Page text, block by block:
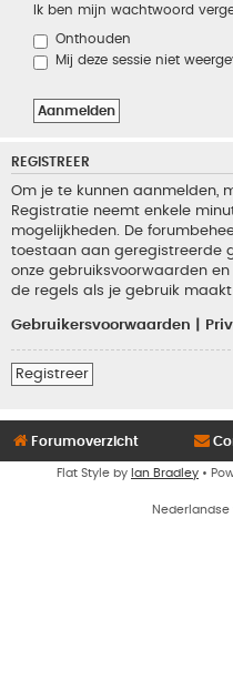
Ik ben mijn wachtwoord
Onthouden
Mij deze sessie niet
REGISTREER
Om je te kunnen aanmelden,
Registratie neemt enkele
mogelijkheden. De
toestaan aan geregistreerde
onze gebruiksvoorwaarden
de regels als je gebruik maakt
Gebruikersvoorwaarden
Registreer
Forumoverzicht
Flat Style by Ian Bradley •